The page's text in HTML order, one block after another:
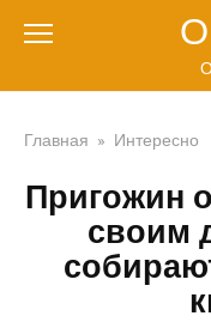
О
Главная » Интересно
Пригожин
своим